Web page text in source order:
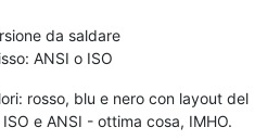
da saldare
ANSI o ISO
rosso, blu e nero con layout del
e ANSI - ottima cosa, IMHO.